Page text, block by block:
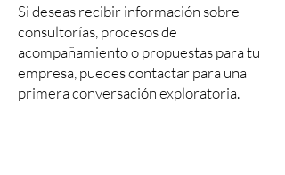
Si deseas recibir información sobre
consultorías, procesos de
acompañamiento o propuestas para tu
empresa, puedes contactar para una
primera conversación exploratoria.